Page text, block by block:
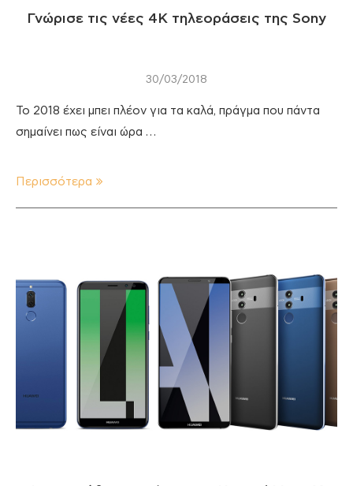
Γνώρισε τις νέες 4K τηλεοράσεις της Sony
30/03/2018
Το 2018 έχει μπει πλέον για τα καλά, πράγμα που πάντα
σημαίνει πως είναι ώρα …
Περισσότερα